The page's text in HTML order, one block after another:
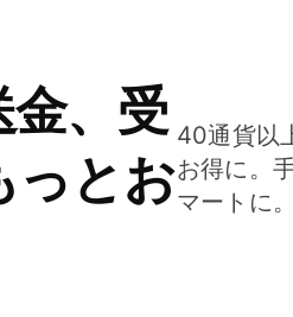
金、受
っとお
40通貨以
お得に。
マートに